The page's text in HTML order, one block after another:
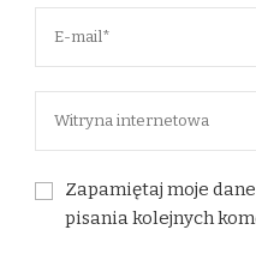
Zapamiętaj moje
pisania kolejnych